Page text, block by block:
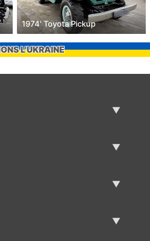
1974' Toyota Pickup
L'UKRAINE